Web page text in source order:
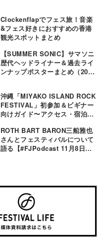
Clockenflapでフェス旅！音楽
&フェス好きにおすすめの香港
観光スポットまとめ
【SUMMER SONIC】サマソニ
歴代ヘッドライナー＆過去ライ
ンナップポスターまとめ（2000
沖縄「MIYAKO ISLAND ROCK
FESTIVAL」初参加＆ビギナー
向けガイド〜アクセス・宿泊・
ROTH BART BARON三船雅也
さんとフェスティバルについて
語る【#FJPodcast 11月8日配